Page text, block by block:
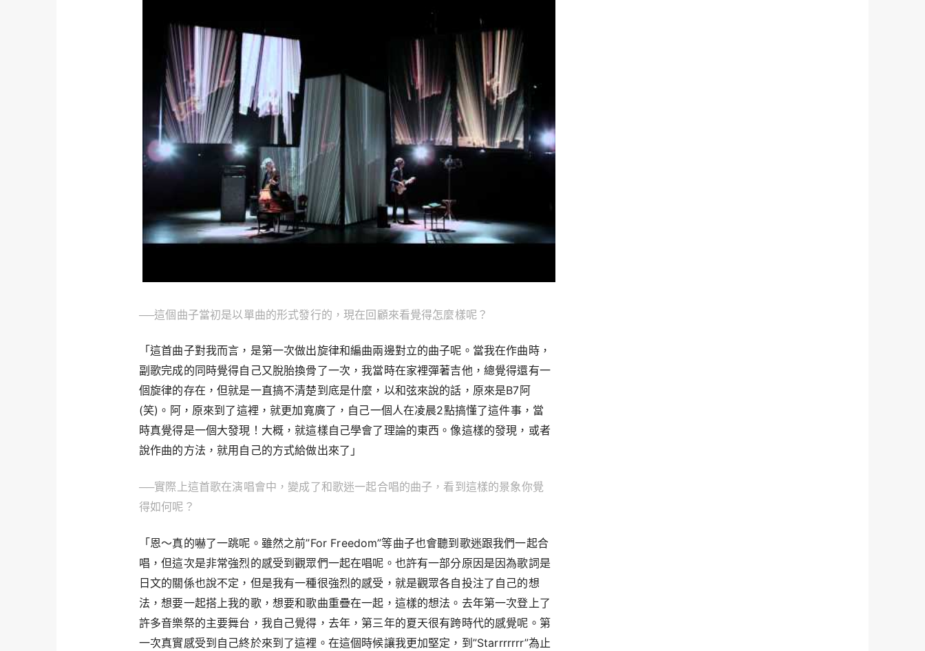
──這個曲子當初是以單曲的形式發行的，現在回顧來看覺得怎麼樣呢？
「這首曲子對我而言，是第一次做出旋律和編曲兩邊對立的曲子呢。當我在作曲時，
副歌完成的同時覺得自己又脫胎換骨了一次，我當時在家裡彈著吉他，總覺得還有一
個旋律的存在，但就是一直搞不清楚到底是什麼，以和弦來說的話，原來是B7阿
(笑)。阿，原來到了這裡，就更加寬廣了，自己一個人在凌晨2點搞懂了這件事，當
時真覺得是一個大發現！大概，就這樣自己學會了理論的東西。像這樣的發現，或者
說作曲的方法，就用自己的方式給做出來了」
──實際上這首歌在演唱會中，變成了和歌迷一起合唱的曲子，看到這樣的景象你覺
得如何呢？
「恩～真的嚇了一跳呢。雖然之前”For Freedom”等曲子也會聽到歌迷跟我們一起合
唱，但這次是非常強烈的感受到觀眾們一起在唱呢。也許有一部分原因是因為歌詞是
日文的關係也說不定，但是我有一種很強烈的感受，就是觀眾各自投注了自己的想
法，想要一起搭上我的歌，想要和歌曲重疊在一起，這樣的想法。去年第一次登上了
許多音樂祭的主要舞台，我自己覺得，去年，第三年的夏天很有跨時代的感覺呢。第
一次真實感受到自己終於來到了這裡。在這個時候讓我更加堅定，到”Starrrrrrr”為止